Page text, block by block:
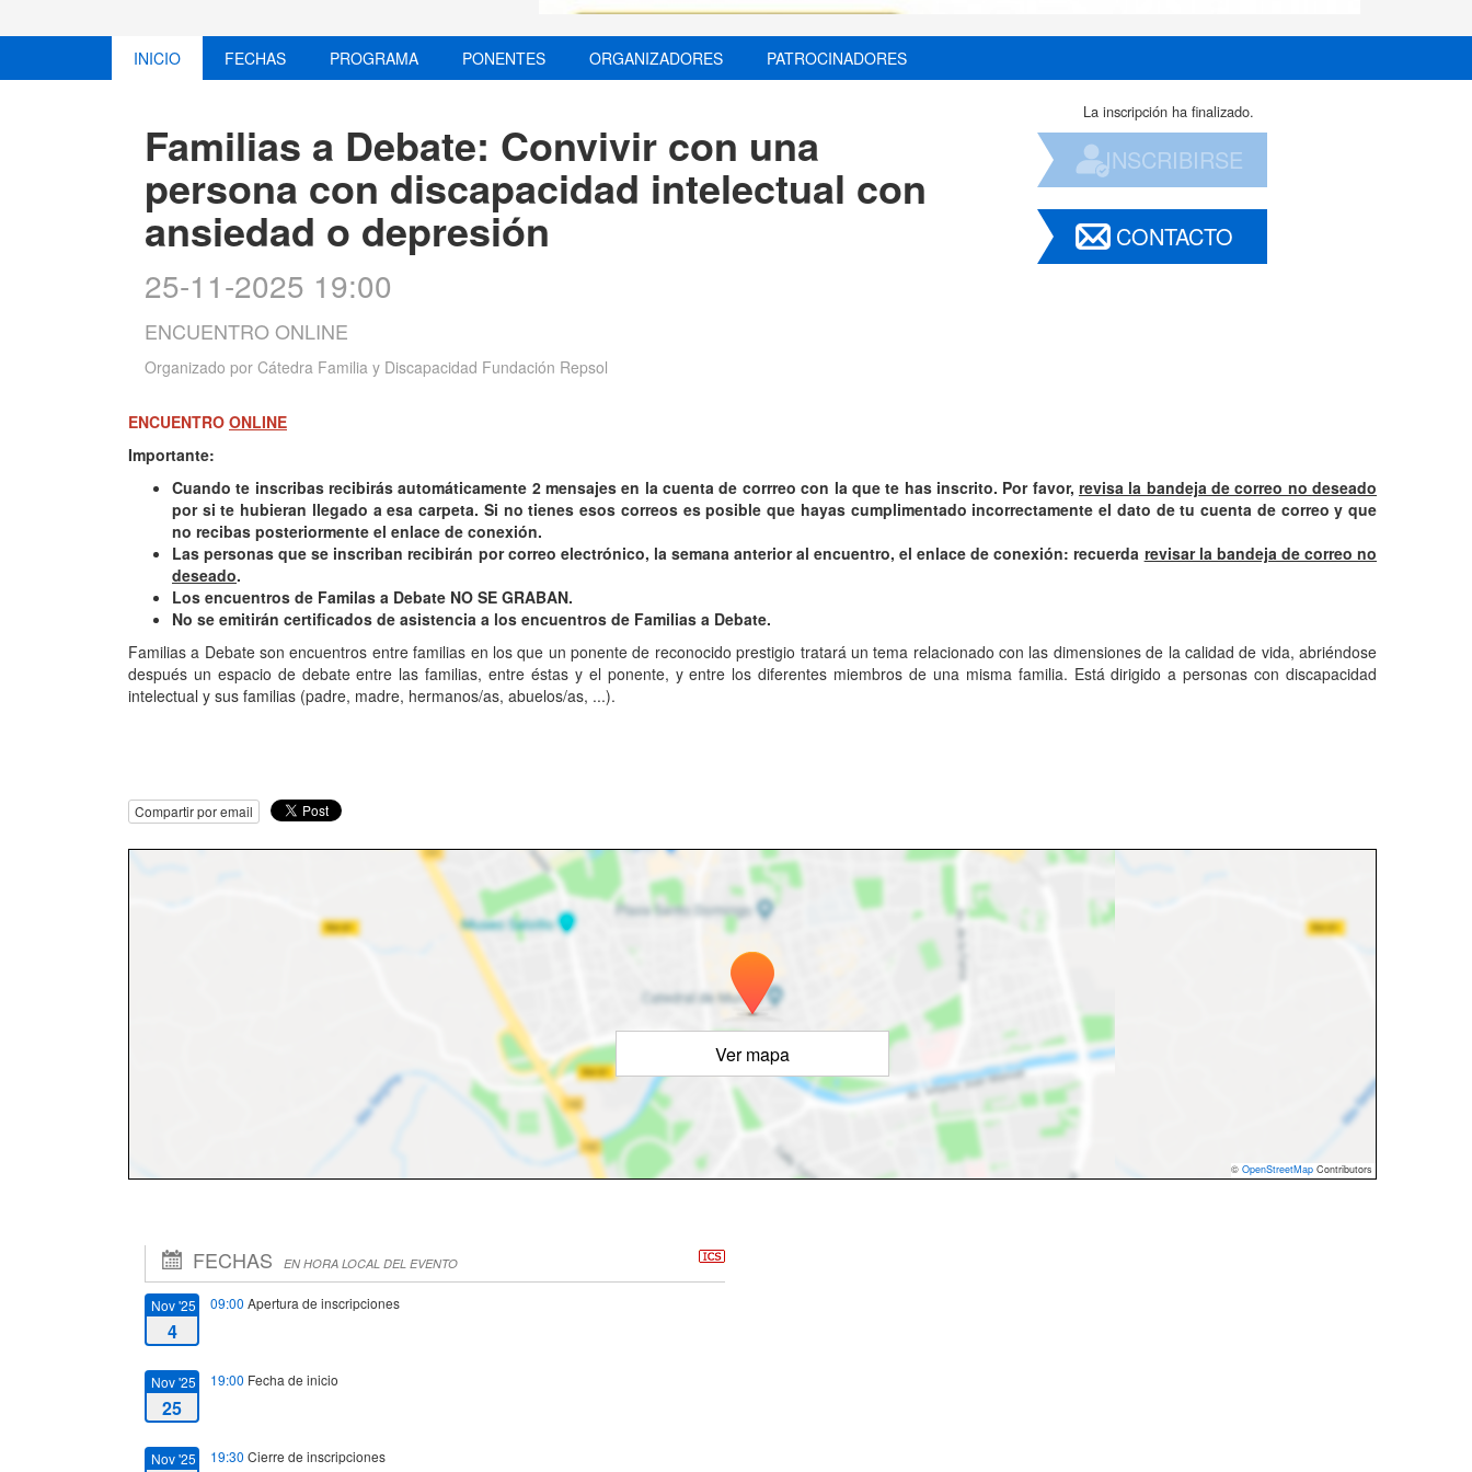
INICIO FECHAS PROGRAMA PONENTES ORGANIZADORES PATROCINADORES
Familias a Debate: Convivir con una
persona con discapacidad intelectual con
ansiedad o depresión
25-11-2025 19:00
ENCUENTRO ONLINE
Organizado por Cátedra Familia y Discapacidad Fundación Repsol
La inscripción ha finalizado.
INSCRIBIRSE
CONTACTO
ENCUENTRO ONLINE
Importante:
Cuando te inscribas recibirás automáticamente 2 mensajes en la cuenta de corrreo con la que te has inscrito. Por favor, revisa la bandeja de correo no deseado
por si te hubieran llegado a esa carpeta. Si no tienes esos correos es posible que hayas cumplimentado incorrectamente el dato de tu cuenta de correo y que
no recibas posteriormente el enlace de conexión.
Las personas que se inscriban recibirán por correo electrónico, la semana anterior al encuentro, el enlace de conexión: recuerda revisar la bandeja de correo no
deseado.
Los encuentros de Familas a Debate NO SE GRABAN.
No se emitirán certificados de asistencia a los encuentros de Familias a Debate.
Familias a Debate son encuentros entre familias en los que un ponente de reconocido prestigio tratará un tema relacionado con las dimensiones de la calidad de vida, abriéndose
después un espacio de debate entre las familias, entre éstas y el ponente, y entre los diferentes miembros de una misma familia. Está dirigido a personas con discapacidad
intelectual y sus familias (padre, madre, hermanos/as, abuelos/as, ...).
Compartir por email
Ver mapa
© OpenStreetMap Contributors
FECHAS EN HORA LOCAL DEL EVENTO
Nov '25
4
09:00 Apertura de inscripciones
Nov '25
25
19:00 Fecha de inicio
Nov '25 19:30 Cierre de inscripciones